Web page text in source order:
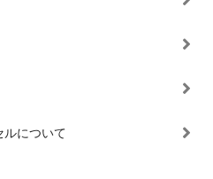
ルについて